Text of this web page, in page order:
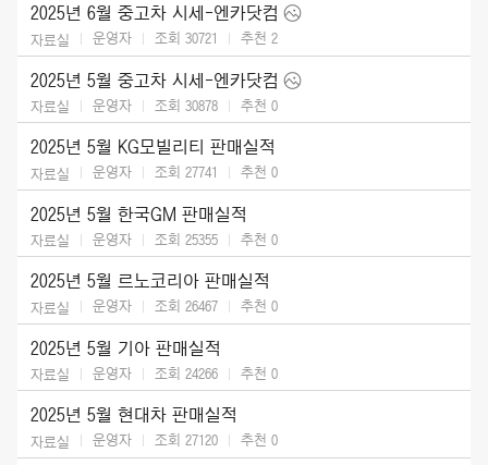
2025년 6월 중고차 시세-엔카닷컴
자료실 운영자 조회 30721 추천 2
2025년 5월 중고차 시세-엔카닷컴
자료실 운영자 조회 30878 추천 0
2025년 5월 KG모빌리티 판매실적
자료실 운영자 조회 27741 추천 0
2025년 5월 한국GM 판매실적
자료실 운영자 조회 25355 추천 0
2025년 5월 르노코리아 판매실적
자료실 운영자 조회 26467 추천 0
2025년 5월 기아 판매실적
자료실 운영자 조회 24266 추천 0
2025년 5월 현대차 판매실적
자료실 운영자 조회 27120 추천 0